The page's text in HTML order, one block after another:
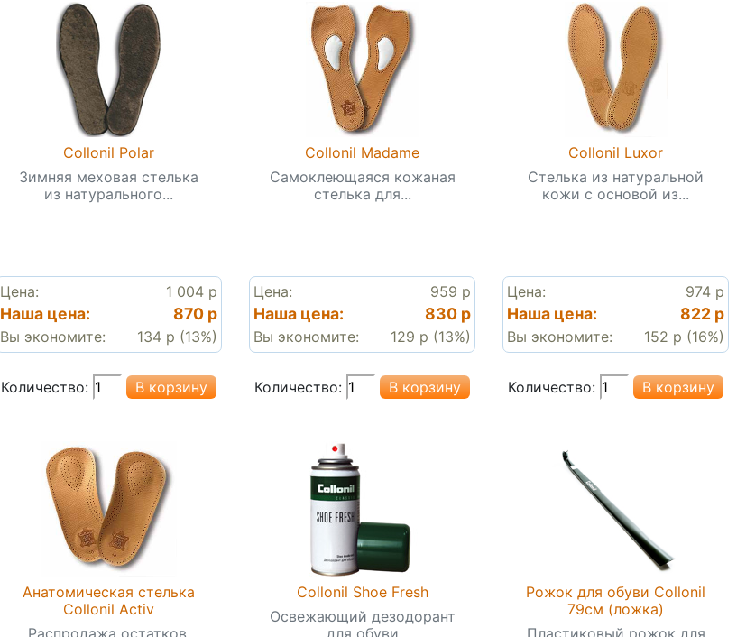
Collonil Polar
Зимняя меховая стелька
из натурального...
Цена: 1 004 р
Наша цена: 870 р
Вы экономите: 134 р (13%)
Количество:
Collonil Madame
Самоклеющаяся кожаная
стелька для...
Цена: 959 р
Наша цена: 830 р
Вы экономите: 129 р (13%)
Количество:
Collonil Luxor
Стелька из натуральной
кожи с основой из...
Цена: 974 р
Наша цена: 822 р
Вы экономите: 152 р (16%)
Количество:
Анатомическая стелька
Collonil Activ
Распродажа остатков.
Collonil Shoe Fresh
Освежающий дезодорант
для обуви
Рожок для обуви Collonil
79см (ложка)
Пластиковый рожок для